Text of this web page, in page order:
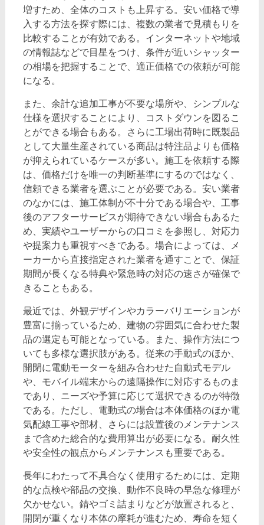
増すため、全体のコストも上昇する。安い価格で導
入する方法を探す際には、複数の業者で見積もりを
比較することが有効である。インターネットや地域
の情報誌などで目星をつけ、条件が近いシャッター
の相場を把握することで、適正価格での依頼が可能
になる。
また、余計な追加工事が不要な場所や、シンプルな
仕様を選択することにより、コストダウンを図るこ
とができる場合もある。さらに工場出荷時に既製品
として大量生産されている商品は特注品よりも価格
が抑えられているケースが多い。施工を依頼する際
は、価格だけを唯一の判断基準にするのではなく、
信頼できる業者を選ぶことが必要である。安い業者
のなかには、施工体制が不十分である場合や、工事
後のアフターサービスが期待できない場合もあるた
め、実績やユーザーからの口コミを参照し、対応力
や提案力も重視すべきである。場合によっては、メ
ーカーから直接指定された業者を通すことで、保証
期間が長くなる特典や緊急時の対応の速さが確保で
きることもある。
最近では、外観デザインやカラーバリエーションが
豊富に揃っているため、建物の雰囲気に合わせた製
品の選定も可能となっている。また、操作方法につ
いても多様な選択肢がある。従来の手動式のほか、
開閉に電動モーターを組み合わせた自動式モデル
や、モバイル端末からの遠隔操作に対応するものま
であり、ニーズや予算に応じて選択できるのが特徴
である。ただし、電動式の場合は本体価格のほか電
気配線工事や部材、さらには設置後のメンテナンス
まで含めた総合的な費用算出が必要になる。耐久性
や安全性の観点からメンテナンスも重要である。
長年にわたって不具合なく使用するためには、定期
的な点検や部品の交換、動作不良時の早急な修理が
欠かせない。錆やゴミ詰まりなどが放置されると、
開閉が重くなり本体の摩耗が進むため、寿命を短く